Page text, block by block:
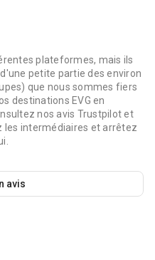
plateformes, mais ils
petite partie des environ
que nous sommes fiers
destinations EVG en
nos avis Trustpilot et
les intermédiaires et arrêtez
avis